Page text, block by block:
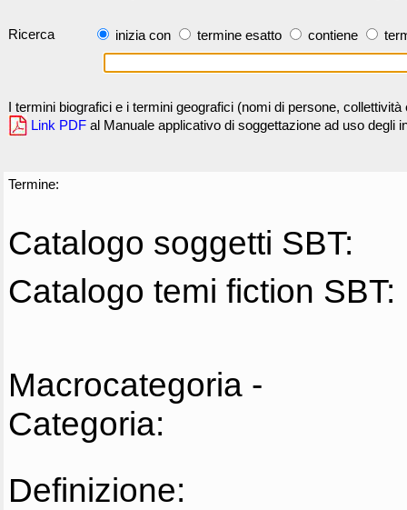
Ricerca inizia con termine esatto contiene
I termini biografici e i termini geografici (nomi di persone,
Link PDF al Manuale applicativo di soggettazione ad uso degli
Termine:
Catalogo soggetti SBT:
Catalogo temi fiction SBT:
Macrocategoria -
Categoria:
Definizione: